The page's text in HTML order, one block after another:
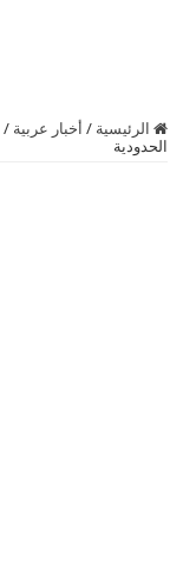
الرئيسية / أخبار عربية /
الحدودية